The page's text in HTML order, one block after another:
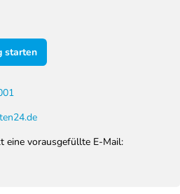
starten
eine vorausgefüllte E-Mail: